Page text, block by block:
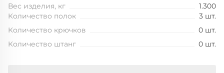
Вес изделия, кг
1.300
Количество полок
3 шт.
Количество крючков
0 шт.
Количество штанг
0 шт.